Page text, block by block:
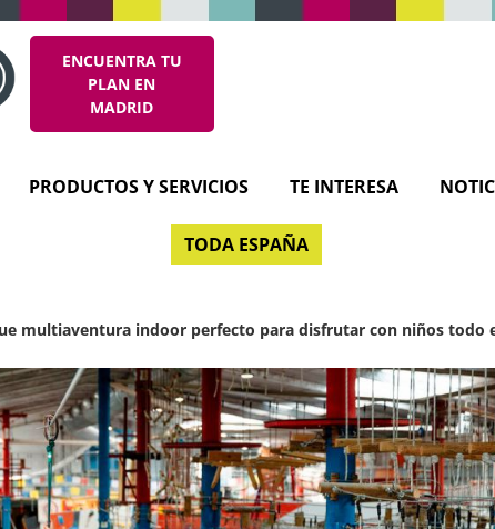
ENCUENTRA TU
PLAN EN
MADRID
PRODUCTOS Y SERVICIOS TE INTERESA
TODA ESPAÑA
multiaventura indoor perfecto para disfrutar con niños todo